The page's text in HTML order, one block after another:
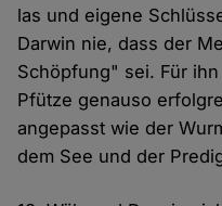
las und eigene
Darwin nie, dass der
Schöpfung" sei. Für
Pfütze genauso
angepasst wie der
dem See und der